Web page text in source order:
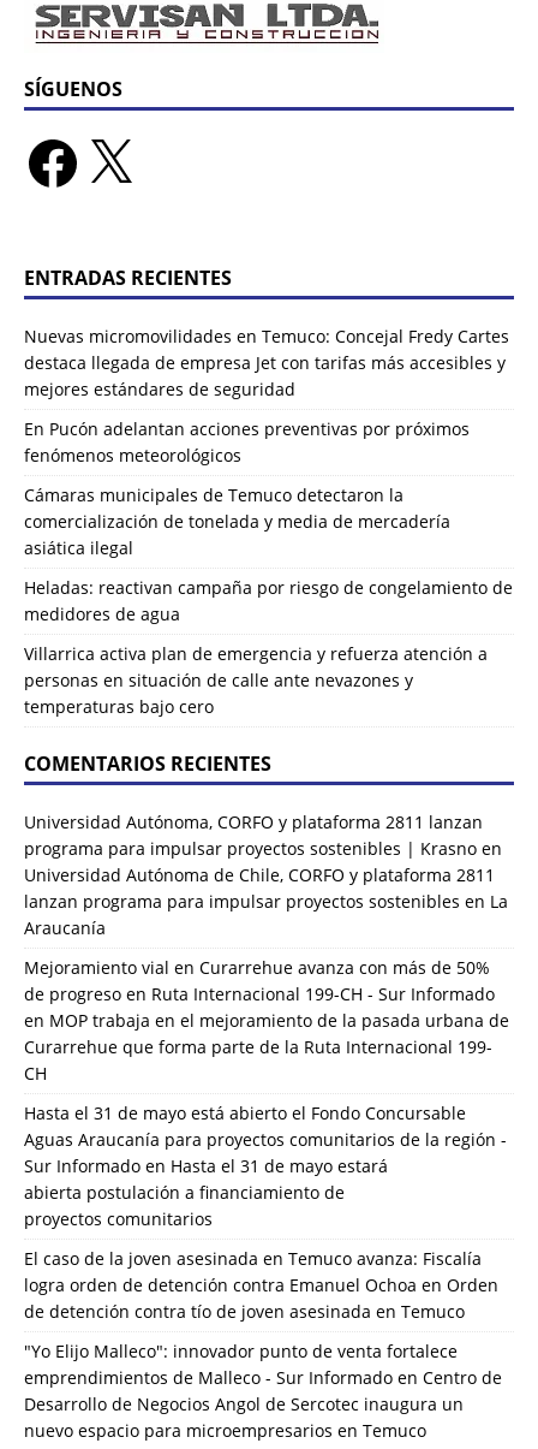
SÍGUENOS
ENTRADAS RECIENTES
Nuevas micromovilidades en Temuco: Concejal Fredy Cartes
destaca llegada de empresa Jet con tarifas más accesibles y
mejores estándares de seguridad
En Pucón adelantan acciones preventivas por próximos
fenómenos meteorológicos
Cámaras municipales de Temuco detectaron la
comercialización de tonelada y media de mercadería
asiática ilegal
Heladas: reactivan campaña por riesgo de congelamiento de
medidores de agua
Villarrica activa plan de emergencia y refuerza atención a
personas en situación de calle ante nevazones y
temperaturas bajo cero
COMENTARIOS RECIENTES
Universidad Autónoma, CORFO y plataforma 2811 lanzan
programa para impulsar proyectos sostenibles | Krasno en
Universidad Autónoma de Chile, CORFO y plataforma 2811
lanzan programa para impulsar proyectos sostenibles en La
Araucanía
Mejoramiento vial en Curarrehue avanza con más de 50%
de progreso en Ruta Internacional 199-CH - Sur Informado
en MOP trabaja en el mejoramiento de la pasada urbana de
Curarrehue que forma parte de la Ruta Internacional 199-
CH
Hasta el 31 de mayo está abierto el Fondo Concursable
Aguas Araucanía para proyectos comunitarios de la región -
Sur Informado en Hasta el 31 de mayo estará
abierta postulación a financiamiento de
proyectos comunitarios
El caso de la joven asesinada en Temuco avanza: Fiscalía
logra orden de detención contra Emanuel Ochoa en Orden
de detención contra tío de joven asesinada en Temuco
"Yo Elijo Malleco": innovador punto de venta fortalece
emprendimientos de Malleco - Sur Informado en Centro de
Desarrollo de Negocios Angol de Sercotec inaugura un
nuevo espacio para microempresarios en Temuco